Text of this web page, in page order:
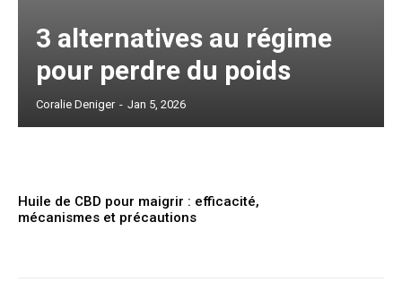
3 alternatives au régime
pour perdre du poids
Coralie Deniger - Jan 5, 2026
Huile de CBD pour maigrir : efficacité,
mécanismes et précautions